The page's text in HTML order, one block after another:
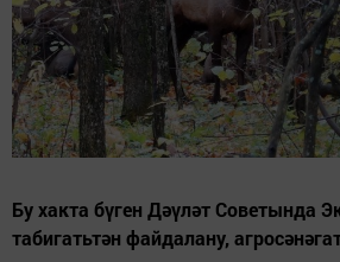
Бу хакта бүген Дәүләт Советында
табигатьтән файдалану,